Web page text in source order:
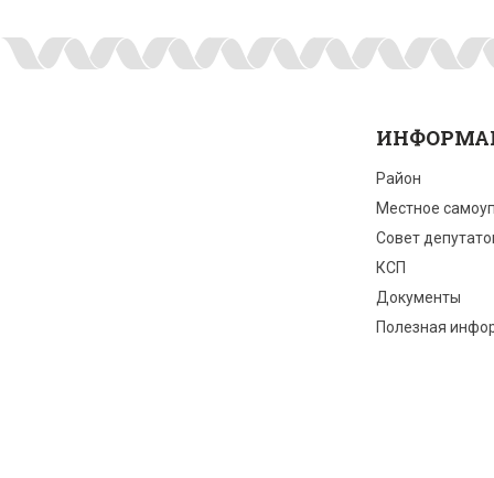
Район
Местное
Совет
КСП
Документы
Полезная